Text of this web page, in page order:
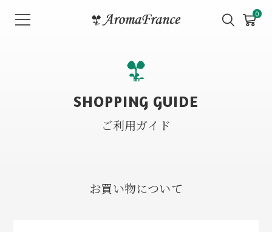
メ
ニ
0
SHOPPING GUIDE
ご利用ガイド
お買い物について